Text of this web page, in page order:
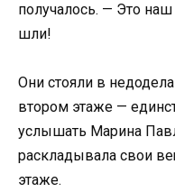
получалось. — Это
шли!
Они стояли в
втором этаже —
услышать Марина
раскладывала свои
этаже.